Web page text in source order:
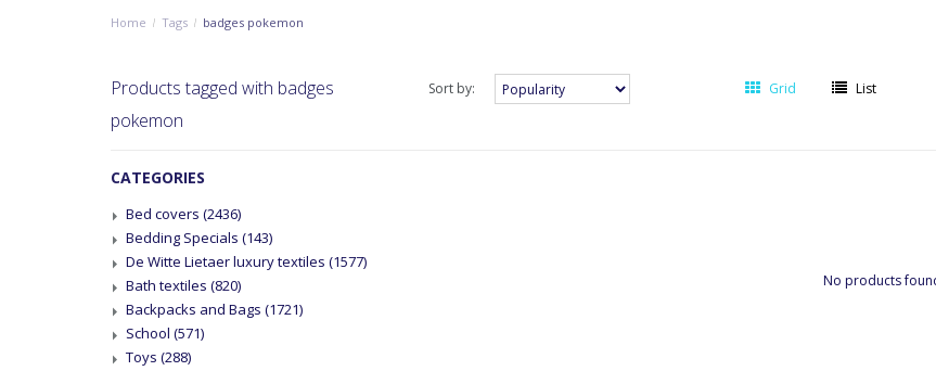
Home / Tags / badges pokemon
Products tagged with badges
pokemon
Sort by: Grid List
CATEGORIES
Bed covers (2436)
Bedding Specials (143)
De Witte Lietaer luxury textiles (1577)
Bath textiles (820)
Backpacks and Bags (1721)
School (571)
Toys (288)
No products